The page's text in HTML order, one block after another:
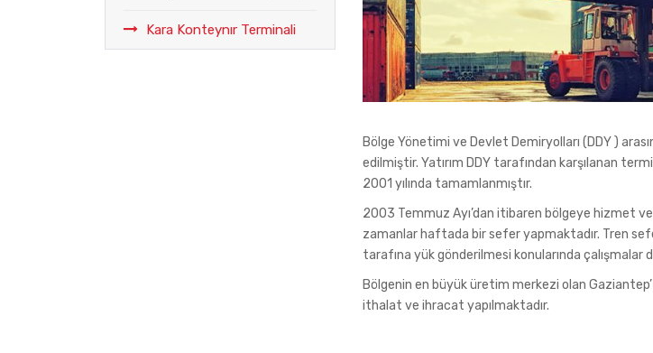
Kara Konteynır Terminali
Bölge Yönetimi ve Devlet Demiryolları (DDY )
edilmiştir. Yatırım DDY tarafından karşılanan
2001 yılında tamamlanmıştır.
2003 Temmuz Ayı’dan itibaren bölgeye hizmet
zamanlar haftada bir sefer yapmaktadır. Tren
tarafına yük gönderilmesi konularında
Bölgenin en büyük üretim merkezi olan
ithalat ve ihracat yapılmaktadır.